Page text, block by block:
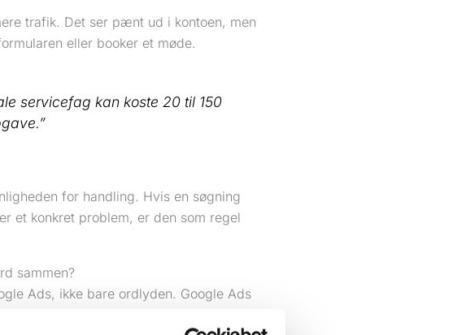
trafik. Det ser pænt ud i kontoen, men
eller booker et møde.
servicefag kan koste 20 til 150
for handling. Hvis en søgning
et konkret problem, er den som regel
sammen?
Ads, ikke bare ordlyden. Google Ads